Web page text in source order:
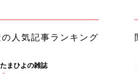
夫婦で予習する 出産の教科書
妊娠中に読みたい！3冊の「たまひ